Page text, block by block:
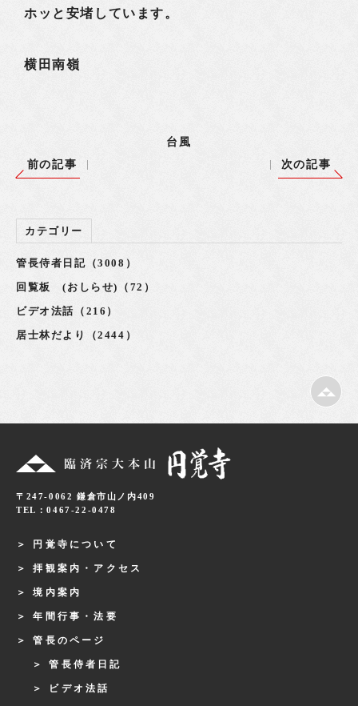
ホッと安堵しています。
横田南嶺
台風
前の記事
次の記事
カテゴリー
管長侍者日記（3008）
回覧板 (おしらせ)（72）
ビデオ法話（216）
居士林だより（2444）
〒247-0062 鎌倉市山ノ内409
TEL：0467-22-0478
円覚寺について
拝観案内・アクセス
境内案内
年間行事・法要
管長のページ
管長侍者日記
ビデオ法話